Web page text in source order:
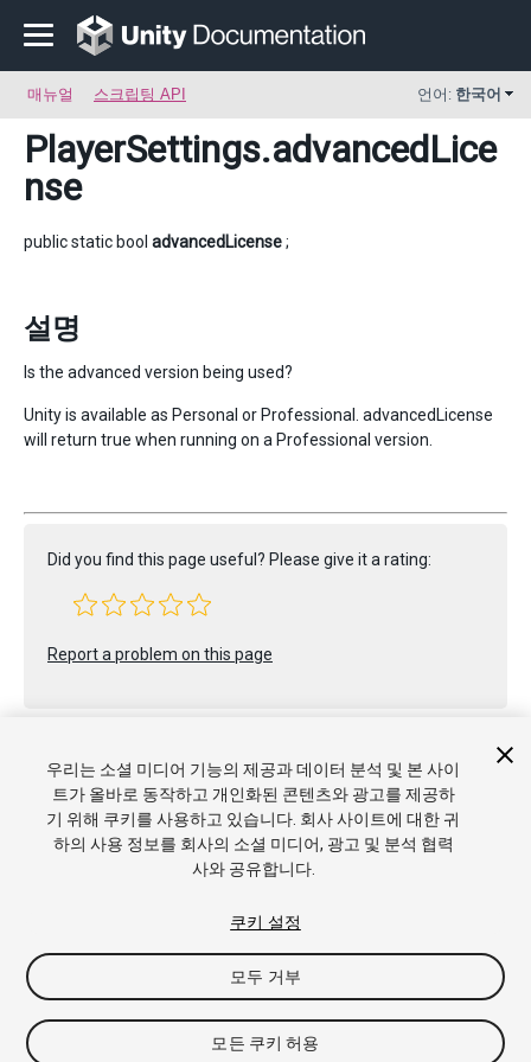
매뉴얼 스크립팅 API 언어: 한국어
PlayerSettings.advancedLice
nse
public static bool advancedLicense;
설명
Is the advanced version being used?
Unity is available as Personal or Professional. advancedLicense
will return true when running on a Professional version.
Did you find this page useful? Please give it a rating:
Report a problem on this page
Copyright © 2020 Unity Technologies. Publication 2019.4
커뮤니티 답변 기술 자료 포럼
우리는 소셜 미디어 기능의 제공과 데이터 분석 및 본 사이
트가 올바로 동작하고 개인화된 콘텐츠와 광고를 제공하
기 위해 쿠키를 사용하고 있습니다. 회사 사이트에 대한 귀
하의 사용 정보를 회사의 소셜 미디어, 광고 및 분석 협력
사와 공유합니다.
쿠키 설정
모두 거부
모든 쿠키 허용